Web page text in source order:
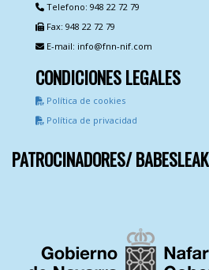
Telefono: 948 22 72 79
Fax: 948 22 72 79
E-mail: info@fnn-nif.com
CONDICIONES LEGALES
Política de cookies
Política de privacidad
PATROCINADORES/ BABESLEAK